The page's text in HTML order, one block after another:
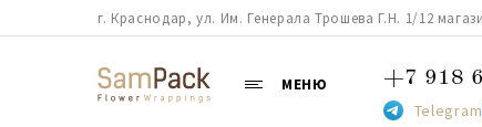
г. Краснодар, ул. Им. Генерала Трошева Г.Н. 1/12
МЕНЮ +7 918
Telegram